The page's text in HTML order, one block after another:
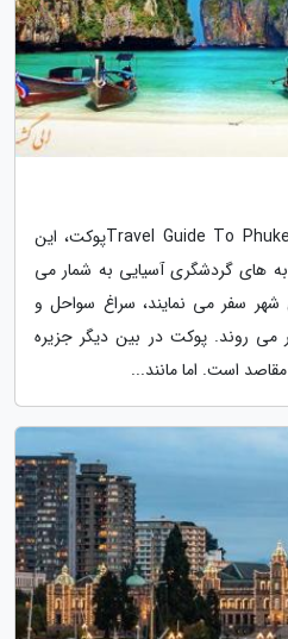
راهنمای مسافرتی به پوکت | Travel Guide To Phuketپوکت، این
های گردشگری آسیایی به شمار می
شهر سفر می نمایند، سراغ سواحل و
می روند. پوکت در بین دیگر جزیره
است. اما مانند...